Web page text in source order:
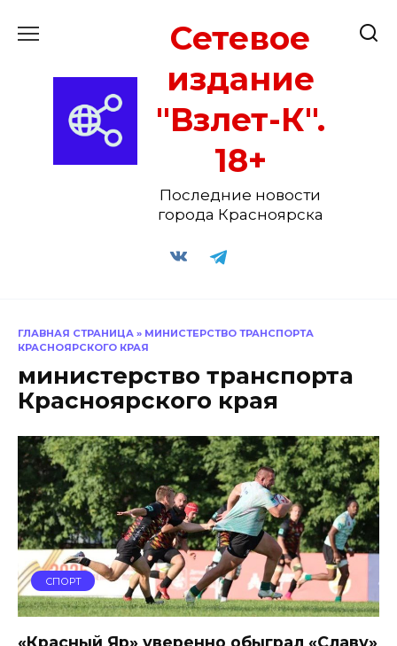
Сетевое
издание
"Взлет-К".
18+
Последние новости
города Красноярска
ГЛАВНАЯ СТРАНИЦА » МИНИСТЕРСТВО ТРАНСПОРТА
КРАСНОЯРСКОГО КРАЯ
министерство транспорта
Красноярского края
СПОРТ
«Красный Яр» уверенно обыграл «Славу»